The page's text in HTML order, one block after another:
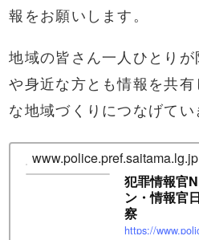
報をお願いします。
地域の皆さん一人ひとり
や身近な方とも情報を共
な地域づくりにつなげてい
www.police.pref.saitama.lg.jp
犯罪情報官
ン・情報官
察